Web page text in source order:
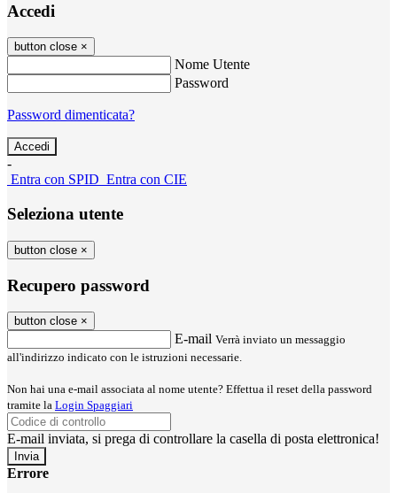
Accedi
button close ×
Nome Utente
Password
Password dimenticata?
-
Entra con SPID Entra con CIE
Seleziona utente
button close ×
Recupero password
button close ×
E-mail Verrà inviato un messaggio
all'indirizzo indicato con le istruzioni necessarie.
Non hai una e-mail associata al nome utente? Effettua il reset della password
tramite la Login Spaggiari
E-mail inviata, si prega di controllare la casella di posta elettronica!
Errore